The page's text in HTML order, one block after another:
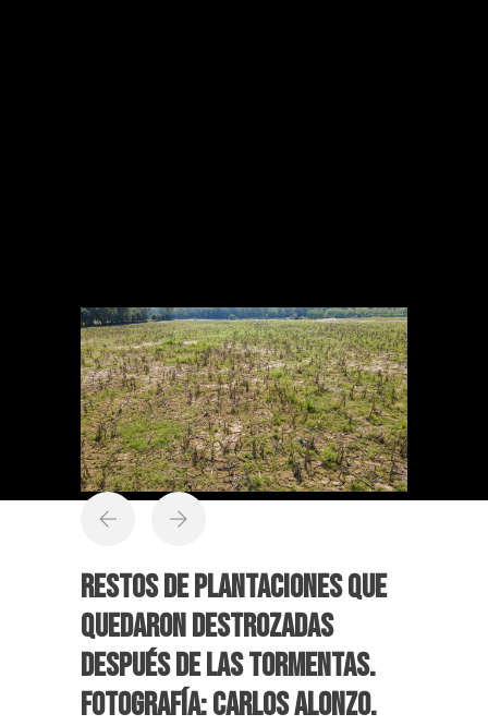
Restos de plantaciones que
quedaron destrozadas
después de las tormentas.
Fotografía: Carlos Alonzo.